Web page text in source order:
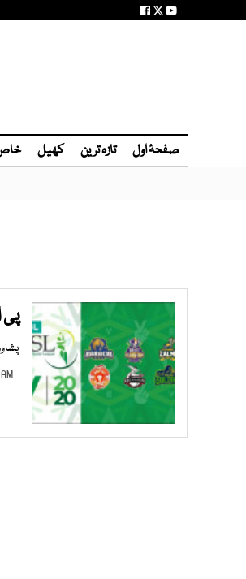
صفحۂ اول تازہ ترین کھیل
پی ایس
پشاور زلمی
|